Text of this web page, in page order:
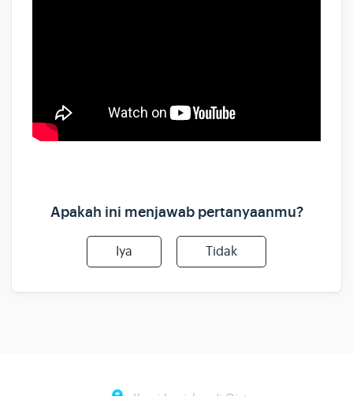
Apakah ini menjawab pertanyaanmu?
Iya Tidak